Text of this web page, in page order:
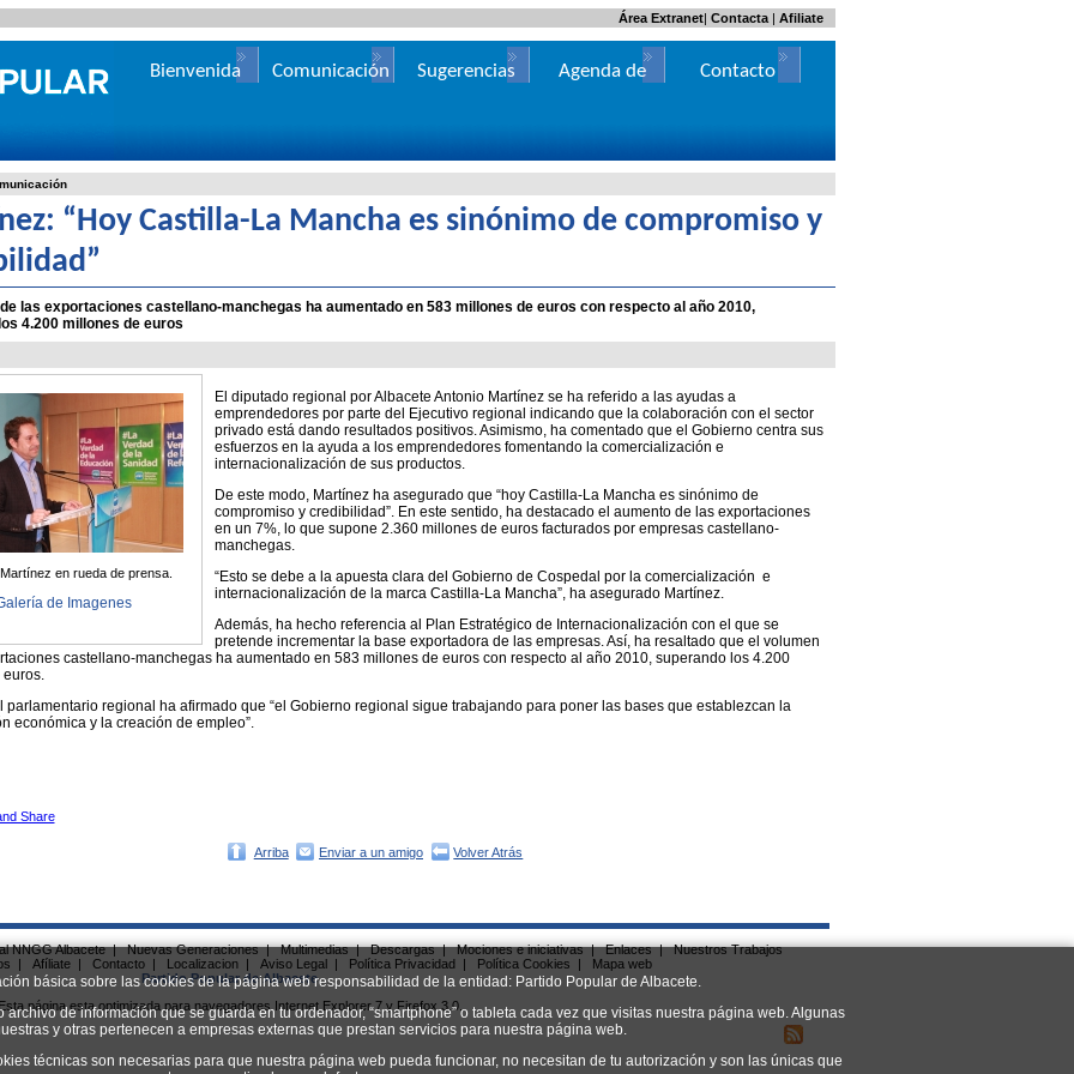
básica sobre las cookies de la página web responsabilidad de la entidad: Partido Popular de Albacete.
de información que se guarda en tu ordenador, “smartphone” o tableta cada vez que visitas nuestra página web. Algunas
y otras pertenecen a empresas externas que prestan servicios para nuestra página web.
técnicas son necesarias para que nuestra página web pueda funcionar, no necesitan de tu autorización y son las únicas que
“Hoy Castilla-La Mancha es sinónimo de compromiso y
las exportaciones castellano-manchegas ha aumentado en 583 millones de euros con respecto al año 2010,
4.200 millones de euros
en rueda de prensa.
de Imagenes
El diputado regional por Albacete Antonio Martínez se ha referido a las ayudas a
emprendedores por parte del Ejecutivo regional indicando que la colaboración con el sector
privado está dando resultados positivos. Asimismo, ha comentado que el Gobierno centra sus
esfuerzos en la ayuda a los emprendedores fomentando la comercialización e
internacionalización de sus productos.
De este modo, Martínez ha asegurado que “hoy Castilla-La Mancha es sinónimo de
compromiso y credibilidad”. En este sentido, ha destacado el aumento de las exportaciones
en un 7%, lo que supone 2.360 millones de euros facturados por empresas castellano-
manchegas.
“Esto se debe a la apuesta clara del Gobierno de Cospedal por la comercialización e
internacionalización de la marca Castilla-La Mancha”, ha asegurado Martínez.
Además, ha hecho referencia al Plan Estratégico de Internacionalización con el que se
pretende incrementar la base exportadora de las empresas. Así, ha resaltado que el volumen
castellano-manchegas ha aumentado en 583 millones de euros con respecto al año 2010, superando los 4.200
parlamentario regional ha afirmado que “el Gobierno regional sigue trabajando para poner las bases que establezcan la
económica y la creación de empleo”.
Arriba Enviar a un amigo Volver Atrás
| Contacta| Afiliate
Área Extranet
Bienvenida Comunicación Sugerencias
Agenda de
Contacto
NNGG Albacete | Nuevas Generaciones | Multimedias | Descargas | Mociones e iniciativas | Enlaces |
Nuestros Trabajos
| Afíliate | Contacto | Localizacion | Aviso Legal | Política Privacidad | Política Cookies |
Mapa web
Partido Popular de Albacete
Esta página esta optimizada para navegadores Internet Explorer 7 y Firefox 3.0.